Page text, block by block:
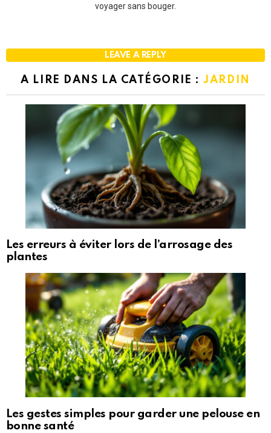
voyager sans bouger.
LEAVE A REPLY
A LIRE DANS LA CATÉGORIE :JARDIN
Les erreurs à éviter lors de l’arrosage des
plantes
Les gestes simples pour garder une pelouse en
bonne santé